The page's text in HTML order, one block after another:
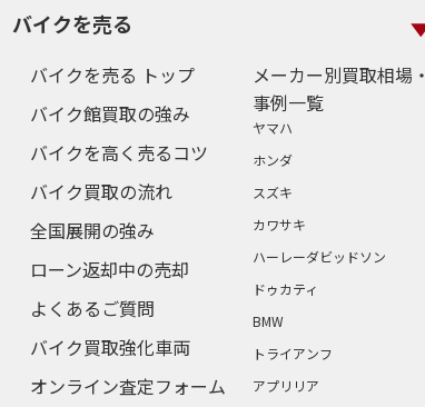
バイクを売る
バイクを売る トップ
バイク館買取の強み
バイクを高く売るコツ
バイク買取の流れ
全国展開の強み
ローン返却中の売却
よくあるご質問
バイク買取強化車両
オンライン査定フォーム
メーカー別買取相場・
事例一覧
ヤマハ
ホンダ
スズキ
カワサキ
ハーレーダビッドソン
ドゥカティ
BMW
トライアンフ
アプリリア